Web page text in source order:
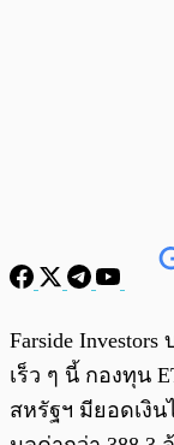
Farside
เร็ว ๆ นี้ กองทุน
สหรัฐฯ มียอดเงิ